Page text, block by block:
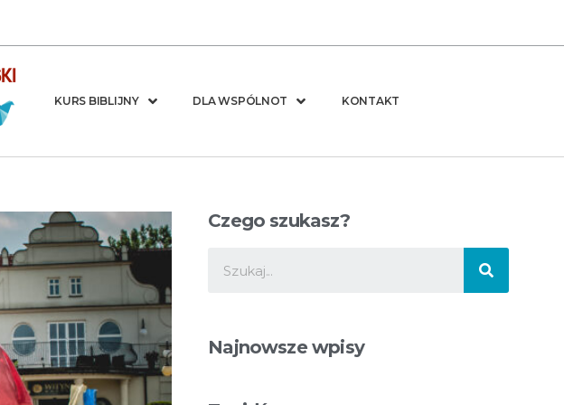
KURS BIBLIJNY DLA WSPÓLNOT KONTAKT
Czego szukasz?
Najnowsze wpisy